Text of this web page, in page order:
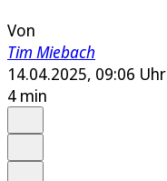
Von
Tim Miebach
14.04.2025, 09:06 Uhr
4 min